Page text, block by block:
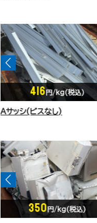
310 円/kg(税込)
アルミサッシB（ビス付）
--円/kg(税込)